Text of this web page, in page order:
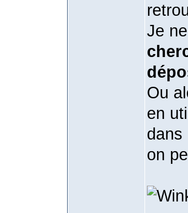
Je
Ou
en
dans
on